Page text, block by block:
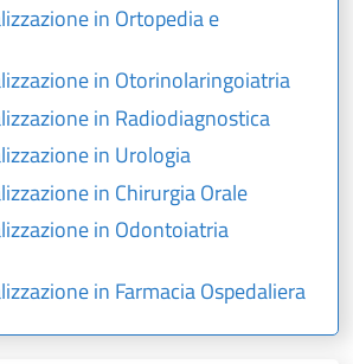
in Ortopedia e
in Otorinolaringoiatria
in Radiodiagnostica
in Urologia
in Chirurgia Orale
in Odontoiatria
in Farmacia Ospedaliera